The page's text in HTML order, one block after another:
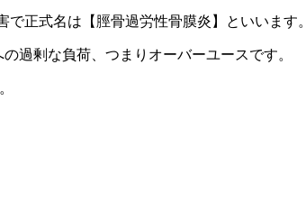
正式名は【脛骨過労性骨膜炎】といいます。
過剰な負荷、つまりオーバーユースです。